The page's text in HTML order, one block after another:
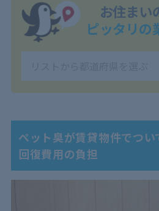
お住まい
ピッタリの
ペット臭が賃貸物件でつ
回復費用の負担